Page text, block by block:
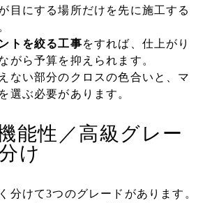
目にする場所だけを先に施工する
トを絞る工事をすれば、仕上がり
がら予算を抑えられます。
ない部分のクロスの色合いと、マ
選ぶ必要があります。
能性／高級グレー
け
分けて3つのグレードがあります。